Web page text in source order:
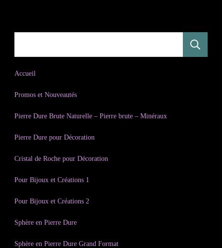
Accueil
Promos et Nouveautés
Pierre Dure Brute Naturelle – Pierre brute – Minéraux
Pierre Dure pour Décoration
Cristal de Roche pour Décoration
Pour Bijoux et Créations 1
Pour Bijoux et Créations 2
Sphère en Pierre Dure
Sphère en Pierre Dure Grand Format